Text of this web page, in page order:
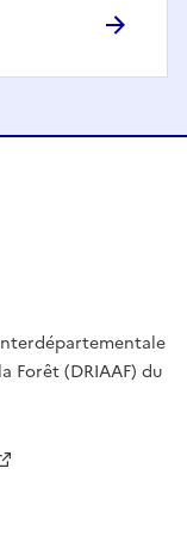
Forêt (DRIAAF) du